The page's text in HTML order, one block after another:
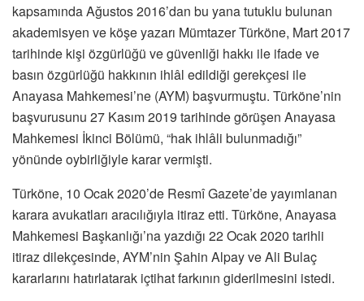
kapsamında Ağustos 2016’dan bu yana tutuklu bulunan
akademisyen ve köşe yazarı Mümtazer Türköne, Mart 2017
tarihinde kişi özgürlüğü ve güvenliği hakkı ile ifade ve
basın özgürlüğü hakkının ihlâl edildiği gerekçesi ile
Anayasa Mahkemesi’ne (AYM) başvurmuştu. Türköne’nin
başvurusunu 27 Kasım 2019 tarihinde görüşen Anayasa
Mahkemesi İkinci Bölümü, “hak ihlâli bulunmadığı”
yönünde oybirliğiyle karar vermişti.
Türköne, 10 Ocak 2020’de Resmî Gazete’de yayımlanan
karara avukatları aracılığıyla itiraz etti. Türköne, Anayasa
Mahkemesi Başkanlığı’na yazdığı 22 Ocak 2020 tarihli
itiraz dilekçesinde, AYM’nin Şahin Alpay ve Ali Bulaç
kararlarını hatırlatarak içtihat farkının giderilmesini istedi.